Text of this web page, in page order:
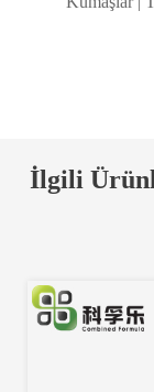
İlgili